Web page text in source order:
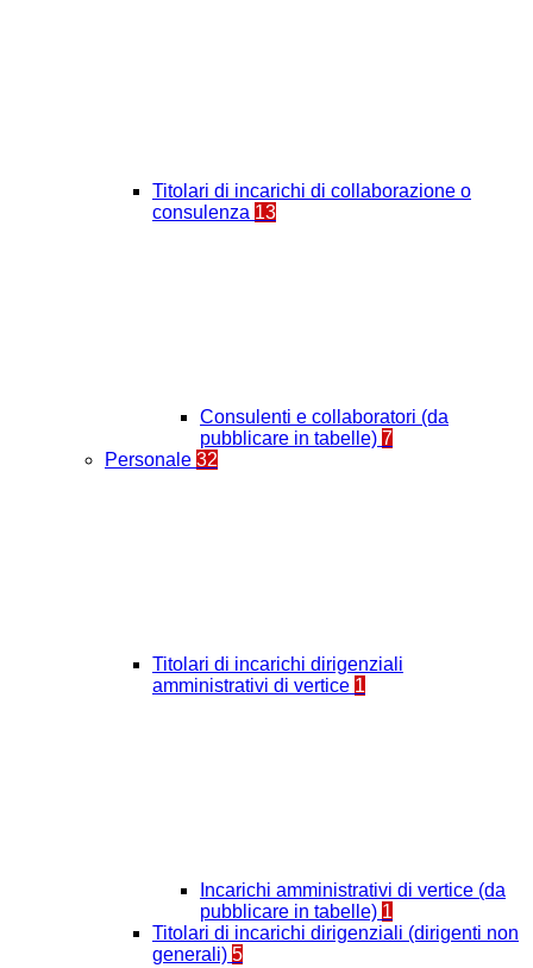
Titolari di incarichi di collaborazione o
consulenza 13
Consulenti e collaboratori (da
pubblicare in tabelle) 7
Personale 32
Titolari di incarichi dirigenziali
amministrativi di vertice 1
Incarichi amministrativi di vertice (da
pubblicare in tabelle) 1
Titolari di incarichi dirigenziali (dirigenti non
generali) 5